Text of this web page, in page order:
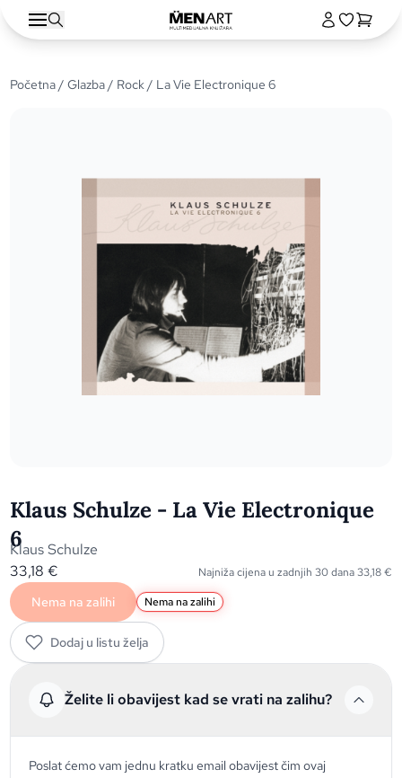
Početna/Glazba/ Rock/ La Vie Electronique 6
Klaus Schulze - La Vie Electronique
6
Klaus Schulze
33,18€ Najniža cijena u zadnjih 30 dana33,18€
Nema na zalihi Nema na zalihi
Dodaj u listu želja
Želite li obavijest kad se vrati na zalihu?
Poslat ćemo vam jednu kratku email obavijest čim ovaj